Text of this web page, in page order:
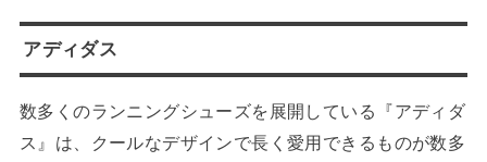
アディダス
数多くのランニングシューズを展開している『アディダ
ス』は、クールなデザインで長く愛用できるものが数多